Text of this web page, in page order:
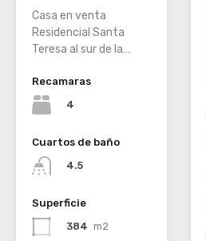
Casa en venta
Residencial Santa
Teresa al sur de la…
Recamaras
4
Cuartos de baño
4.5
Superficie
384 m2